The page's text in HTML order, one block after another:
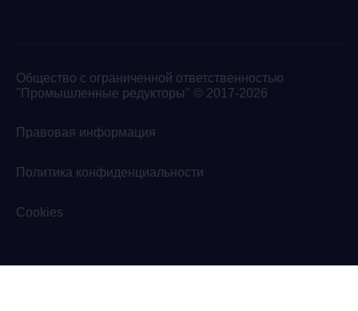
Общество с ограниченной ответственностью
"Промышленные редукторы" © 2017-2026
Правовая информация
Политика конфиденциальности
Cookies